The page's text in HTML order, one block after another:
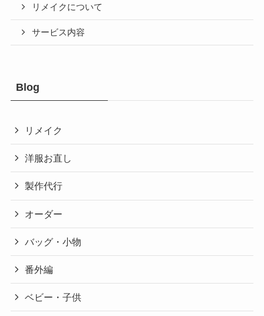
リメイクについて
サービス内容
Blog
リメイク
洋服お直し
製作代行
オーダー
バッグ・小物
番外編
ベビー・子供